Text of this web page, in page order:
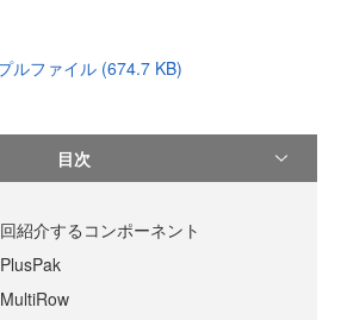
ルファイル (674.7 KB)
目次
紹介するコンポーネント
PlusPak
MultiRow